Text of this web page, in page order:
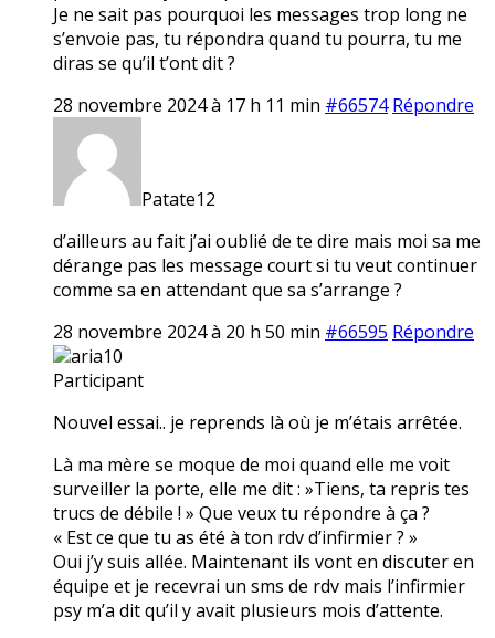
Je ne sait pas pourquoi les messages trop long ne
s’envoie pas, tu répondra quand tu pourra, tu me
diras se qu’il t’ont dit ?
28 novembre 2024 à 17 h 11 min #66574 Répondre
Patate12
d’ailleurs au fait j’ai oublié de te dire mais moi sa me
dérange pas les message court si tu veut continuer
comme sa en attendant que sa s’arrange ?
28 novembre 2024 à 20 h 50 min #66595 Répondre
aria10
Participant
Nouvel essai.. je reprends là où je m’étais arrêtée.
Là ma mère se moque de moi quand elle me voit
surveiller la porte, elle me dit : »Tiens, ta repris tes
trucs de débile ! » Que veux tu répondre à ça ?
« Est ce que tu as été à ton rdv d’infirmier ? »
Oui j’y suis allée. Maintenant ils vont en discuter en
équipe et je recevrai un sms de rdv mais l’infirmier
psy m’a dit qu’il y avait plusieurs mois d’attente.